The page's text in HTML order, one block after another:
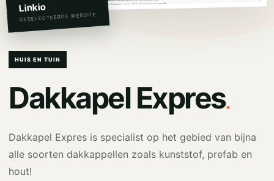
Linkio
GESELECTEERDE WEBSITE
HUIS EN TUIN
Dakkapel Expres.
Dakkapel Expres is specialist op het gebied van bijna
alle soorten dakkappellen zoals kunststof, prefab en
hout!